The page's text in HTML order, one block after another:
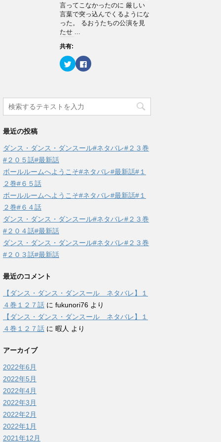
ィ
ン
ド
で
開
ま
す
く
だ
さ
い
(
ン
ド
ま
言ってこなかったのに 厳しい
言葉で突っ込んでくるようにな
った。 るおうたちの公演を見
たせ ...
共有:
ク
リ
T
w
i
t
共
有
し
い
ン
ド
開
き
)
F
a
o
共
は
ク
ク
し
だ
さ
新
し
ィ
ン
)
最近の投稿
ダンス・ダンス・ダンスール#ネタバレ#２３巻
#２０５話#最新話
ボールルームへようこそ#ネタバレ#最新話#１
２巻#６５話
ボールルームへようこそ#ネタバレ#最新話#１
２巻#６４話
ダンス・ダンス・ダンスール#ネタバレ#２３巻
#２０４話#最新話
ダンス・ダンス・ダンスール#ネタバレ#２３巻
#２０３話#最新話
最近のコメント
【ダンス・ダンス・ダンスール ネタバレ】１
４巻１２７話 に fukunori76 より
【ダンス・ダンス・ダンスール ネタバレ】１
４巻１２７話 に 暇人 より
アーカイブ
2022年6月
2022年5月
2022年4月
2022年3月
2022年2月
2022年1月
2021年12月